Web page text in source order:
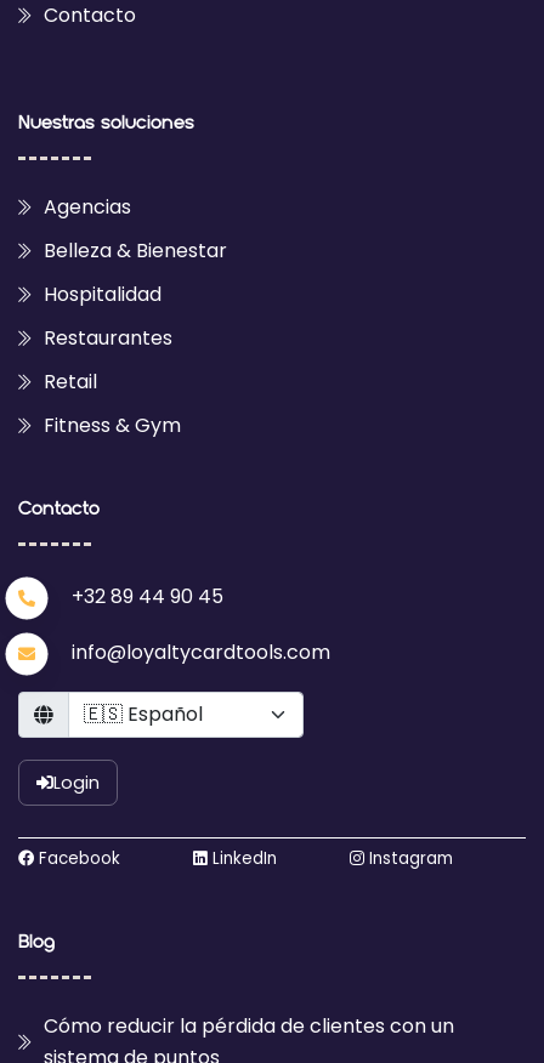
Contacto
Nuestras soluciones
Agencias
Belleza & Bienestar
Hospitalidad
Restaurantes
Retail
Fitness & Gym
Contacto
+32 89 44 90 45
info@loyaltycardtools.com
Language
Login
Facebook LinkedIn Instagram
Blog
Cómo reducir la pérdida de clientes con un